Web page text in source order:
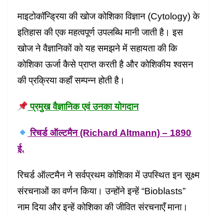
माइटोकॉन्ड्रिया की खोज कोशिका विज्ञान (Cytology) के
इतिहास की एक महत्वपूर्ण उपलब्धि मानी जाती है। इस
खोज ने वैज्ञानिकों को यह समझने में सहायता की कि
कोशिका ऊर्जा कैसे प्राप्त करती है और कोशिकीय श्वसन
की प्रक्रिया कहाँ सम्पन्न होती है।
प्रमुख वैज्ञानिक एवं उनका योगदान
रिचर्ड ऑल्टमैन (Richard Altmann) – 1890
ई.
रिचर्ड ऑल्टमैन ने सर्वप्रथम कोशिका में उपस्थित इन सूक्ष्म
संरचनाओं का वर्णन किया। उन्होंने इन्हें “Bioblasts”
नाम दिया और इन्हें कोशिका की जीवित संरचनाएँ माना।